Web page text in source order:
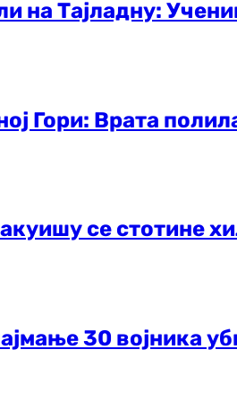
на Тајладну:
Гори: Врата
се стотине
30 војника